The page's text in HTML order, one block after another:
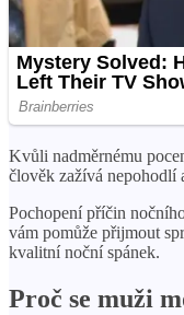
Kvůli nadměrnému
člověk zažívá nepohodlí
Pochopení příčin
vám pomůže přijmout
kvalitní noční spánek.
Proč se muži